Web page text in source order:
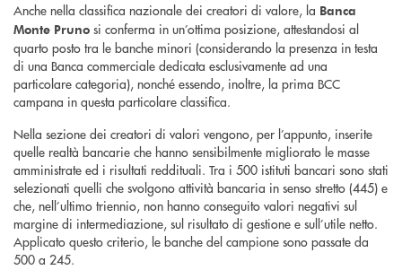
Anche nella classifica nazionale dei creatori di valore, la Banca
Monte Pruno si conferma in un’ottima posizione, attestandosi al
quarto posto tra le banche minori (considerando la presenza in testa
di una Banca commerciale dedicata esclusivamente ad una
particolare categoria), nonché essendo, inoltre, la prima BCC
campana in questa particolare classifica.
Nella sezione dei creatori di valori vengono, per l’appunto, inserite
quelle realtà bancarie che hanno sensibilmente migliorato le masse
amministrate ed i risultati reddituali. Tra i 500 istituti bancari sono stati
selezionati quelli che svolgono attività bancaria in senso stretto (445) e
che, nell’ultimo triennio, non hanno conseguito valori negativi sul
margine di intermediazione, sul risultato di gestione e sull’utile netto.
Applicato questo criterio, le banche del campione sono passate da
500 a 245.